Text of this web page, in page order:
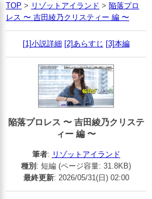
TOP > リゾットアイランド > 陥落プロ
レス 〜 吉田綾乃クリスティー 編 〜
[1]小説詳細 [2]あらすじ [3]本編
陥落プロレス 〜 吉田綾乃クリステ
ィー 編 〜
筆者: リゾットアイランド
種別 : 短編 (ページ容量: 31.8KB)
最終更新: 2026/05/31(日) 02:00